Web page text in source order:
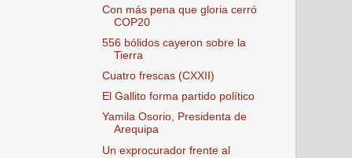
Con más pena que gloria cerró
COP20
556 bólidos cayeron sobre la
Tierra
Cuatro frescas (CXXII)
El Gallito forma partido político
Yamila Osorio, Presidenta de
Arequipa
Un exprocurador frente al